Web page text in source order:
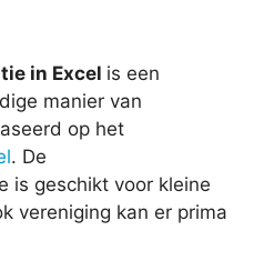
in Excel is een
manier van
op het
. De
is geschikt voor kleine
vereniging kan er prima